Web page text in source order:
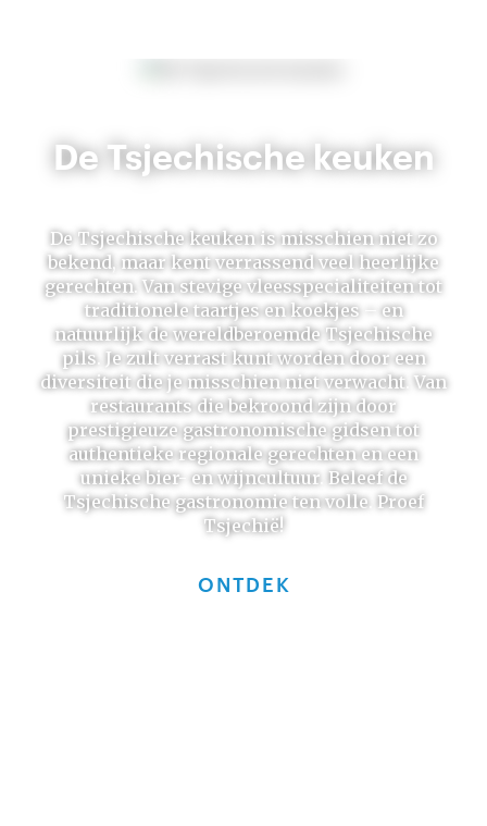
De Tsjechische keuken
De Tsjechische keuken is misschien niet zo
bekend, maar kent verrassend veel heerlijke
gerechten. Van stevige vleesspecialiteiten tot
traditionele taartjes en koekjes – en
natuurlijk de wereldberoemde Tsjechische
pils. ​Je zult verrast kunt worden door een
diversiteit die je misschien niet verwacht. Van
restaurants die bekroond zijn door
prestigieuze gastronomische gidsen tot
authentieke regionale gerechten en een
unieke bier- en wijncultuur. Beleef de
Tsjechische gastronomie ten volle. Proef
Tsjechië!
ONTDEK